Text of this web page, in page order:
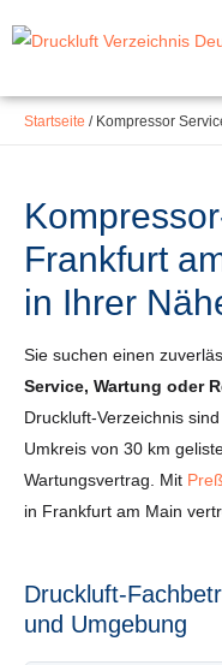
springen
Inhalt
Startseite / Kompressor
Frankfurt
in Ihrer
Sie suchen einen
Service, Wartung oder
Druckluft-Verzeichnis
Umkreis von 30 km
Wartungsvertrag. Mit
in Frankfurt am Main
Druckluft-
und Umgebung